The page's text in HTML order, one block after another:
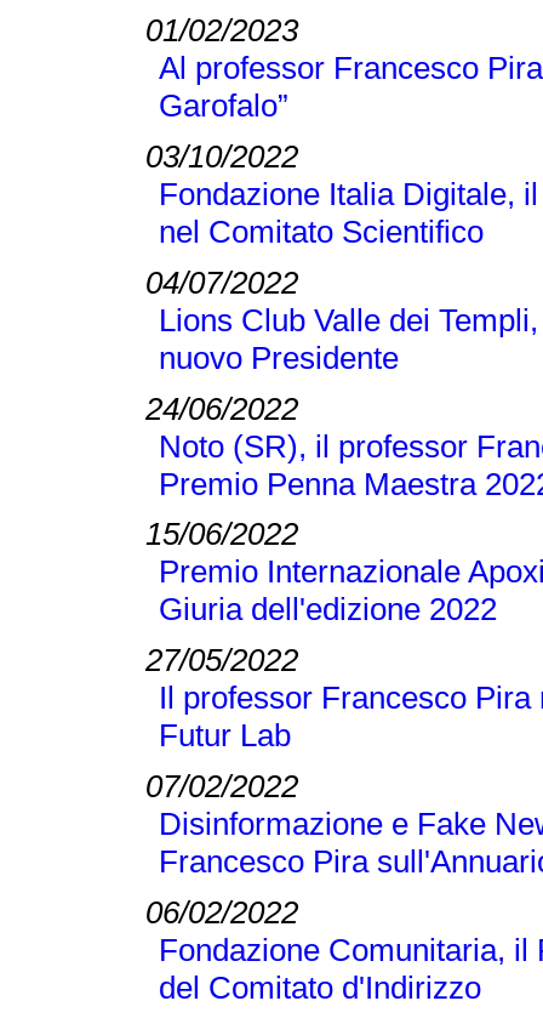
01/02/2023
Al professor Francesco
Garofalo”
03/10/2022
Fondazione Italia Digitale,
nel Comitato Scientifico
04/07/2022
Lions Club Valle dei
nuovo Presidente
24/06/2022
Noto (SR), il professor
Premio Penna Maestra
15/06/2022
Premio Internazionale
Giuria dell'edizione 2022
27/05/2022
Il professor Francesco
Futur Lab
07/02/2022
Disinformazione e Fake
Francesco Pira
06/02/2022
Fondazione Comunitaria,
del Comitato d'Indirizzo